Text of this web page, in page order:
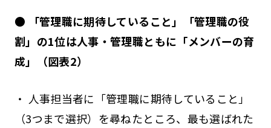
● 「管理職に期待していること」「管理職の役
割」の1位は人事・管理職ともに「メンバーの育
成」（図表2）
・ 人事担当者に「管理職に期待していること」
（3つまで選択）を尋ねたところ、最も選ばれた